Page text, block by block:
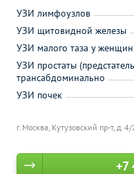
г. Москва, Кутузовский пр-т, д. 4/
УЗИ лимфоузлов
УЗИ щитовидной железы
УЗИ малого таза у
УЗИ простаты
трансабдоминально
УЗИ почек
+7